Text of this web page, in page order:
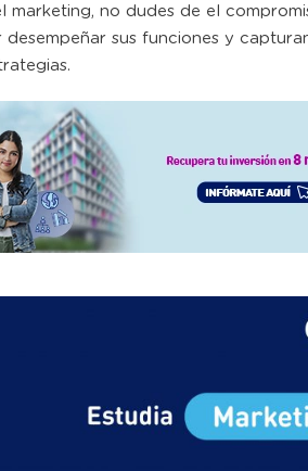
no dudes de el
sus funciones y